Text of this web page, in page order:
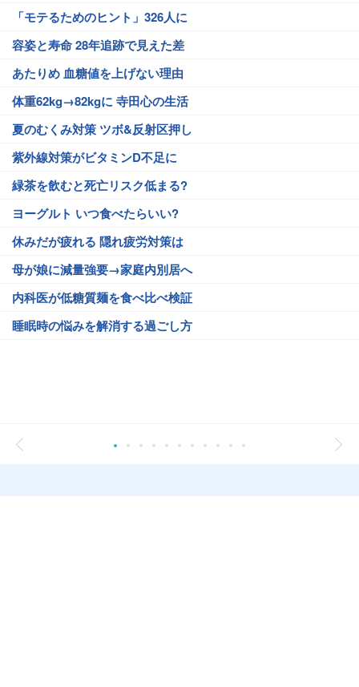
「モテるためのヒント」326人に
容姿と寿命 28年追跡で見えた差
あたりめ 血糖値を上げない理由
体重62kg→82kgに 寺田心の生活
夏のむくみ対策 ツボ&反射区押し
紫外線対策がビタミンD不足に
緑茶を飲むと死亡リスク低まる?
ヨーグルト いつ食べたらいい?
休みだが疲れる 隠れ疲労対策は
母が娘に減量強要→家庭内別居へ
内科医が低糖質麺を食べ比べ検証
睡眠時の悩みを解消する過ごし方